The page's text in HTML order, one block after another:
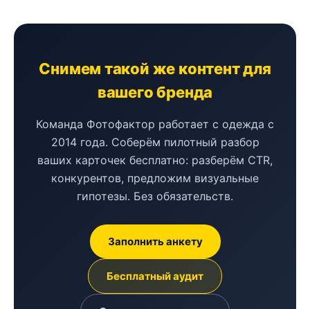
Снимем такой же контент для
вашего бренда
Команда Фотофактор работает с одежда с
2014 года. Соберём пилотный разбор
ваших карточек бесплатно: разберём CTR,
конкурентов, предложим визуальные
гипотезы. Без обязательств.
Заполнить анкету
Бесплатный аудит